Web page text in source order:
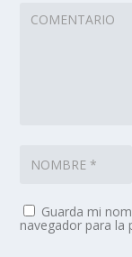
Guarda mi
navegador para la